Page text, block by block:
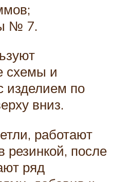
№ 7.
схемы и
изделием по
вниз.
работают
резинкой, после
ряд